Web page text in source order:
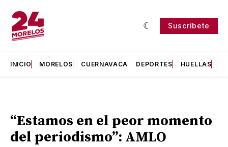
Suscríbete
INICIO MORELOS CUERNAVACA DEPORTES HUELLAS
“Estamos en el peor momento
del periodismo”: AMLO